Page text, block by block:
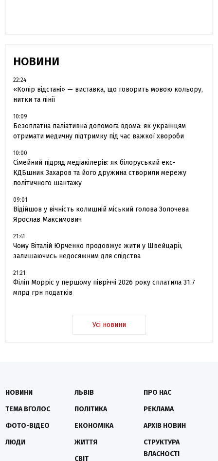
НОВИНИ
22:24
«Колір відстані» — виставка, що говорить мовою кольору,
нитки та лінії
10:09
Безоплатна паліативна допомога вдома: як українцям
отримати медичну підтримку під час важкої хвороби
10:00
Сімейний підряд медіакілерів: як білоруський екс-
КДБшник Захаров та його дружина створили мережу
політичного шантажу
09:01
Відійшов у вічність колишній міський голова Золочева
Ярослав Максимович
21:41
Чому Віталій Юрченко продовжує жити у Швейцарії,
залишаючись недосяжним для слідства
21:21
Філіп Морріс у першому півріччі 2026 року сплатила 31.7
млрд грн податків
Усі новини
НОВИНИ
ТЕМА ВГОЛОС
ФОТО-ВІДЕО
ЛЮДИ
ЛЬВІВ
ПОЛІТИКА
ЕКОНОМІКА
ЖИТТЯ
СВІТ
ПРО НАС
РЕКЛАМА
АРХІВ НОВИН
СТРУКТУРА
ВЛАСНОСТІ